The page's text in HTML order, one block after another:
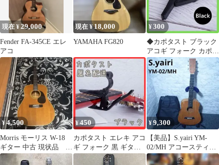
現在 ¥29,000
Fender FA-345CE エレ
アコ
現在 ¥18,000
YAMAHA FG820
¥300
◆カポタスト ブラック
アコギ フォーク カポ
エレキギター
¥4,500
Morris モーリス W-18
ギター 中古 現状品 ※
要リペア
¥450
カポタスト エレキ アコ
ギ フォーク 黒 ギター
カポ カポ ブラック ギ
¥9,300
【美品】S.yairi YM-
02/MH アコースティッ
クギター 本体